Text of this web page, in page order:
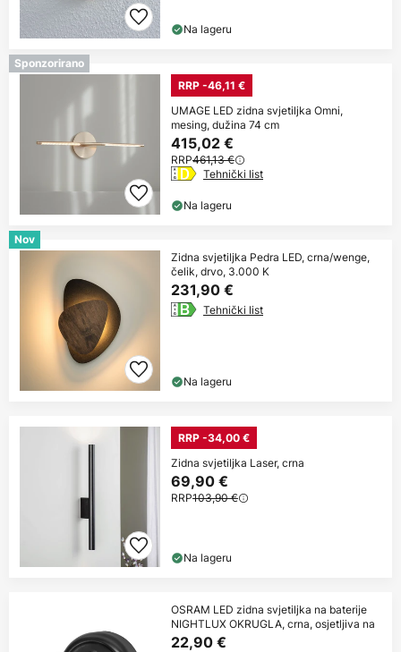
Na lageru
Sponzorirano
RRP -46,11 €
UMAGE LED zidna svjetiljka Omni,
mesing, dužina 74 cm
415,02 €
RRP461,13 €
Tehnički list
Na lageru
Nov
Zidna svjetiljka Pedra LED, crna/wenge,
čelik, drvo, 3.000 K
231,90 €
Tehnički list
Na lageru
RRP -34,00 €
Zidna svjetiljka Laser, crna
69,90 €
RRP103,90 €
Na lageru
OSRAM LED zidna svjetiljka na baterije
NIGHTLUX OKRUGLA, crna, osjetljiva na
22,90 €